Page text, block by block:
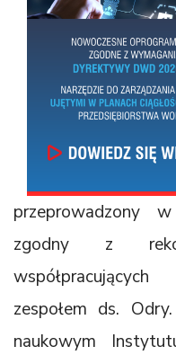
przeprowadzony
zgodny z
zespołem ds.
naukowym